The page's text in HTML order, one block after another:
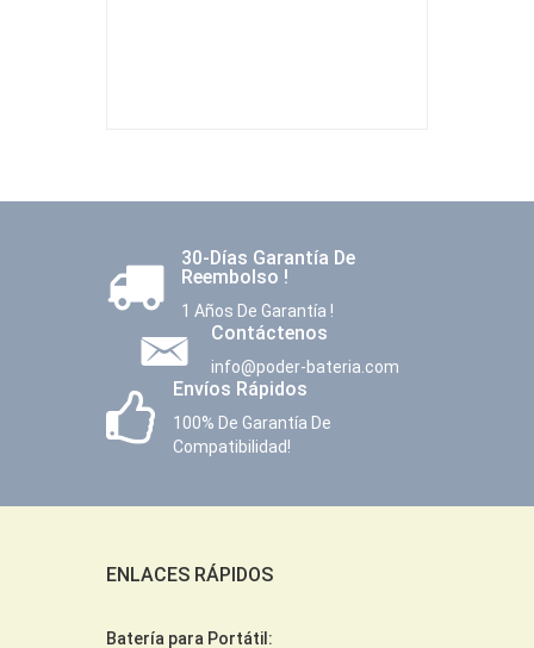
30-Días Garantía De
Reembolso !
1 Años De Garantía !
Contáctenos
info@poder-bateria.com
Envíos Rápidos
100% De Garantía De
Compatibilidad!
ENLACES RÁPIDOS
Batería para Portátil: